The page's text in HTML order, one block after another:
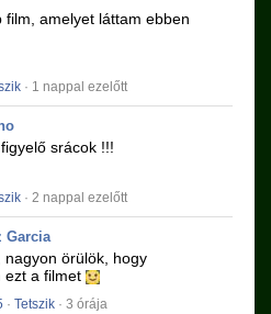
film, amelyet láttam ebben
· 1 nappal ezelőtt
srácok !!!
· 2 nappal ezelőtt
Garcia
nagyon örülök, hogy
ezt a filmet
· Tetszik · 3 órája